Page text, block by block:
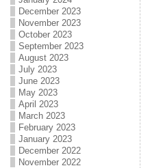
December 2023
November 2023
October 2023
September 2023
August 2023
July 2023
June 2023
May 2023
April 2023
March 2023
February 2023
January 2023
December 2022
November 2022